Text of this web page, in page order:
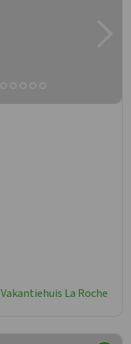
Vakantiehuis La Roche